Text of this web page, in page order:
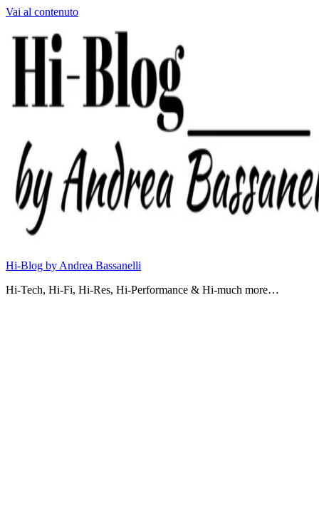
Vai al contenuto
Hi-Blog by Andrea Bassanelli
Hi-Tech, Hi-Fi, Hi-Res, Hi-Performance & Hi-much more…